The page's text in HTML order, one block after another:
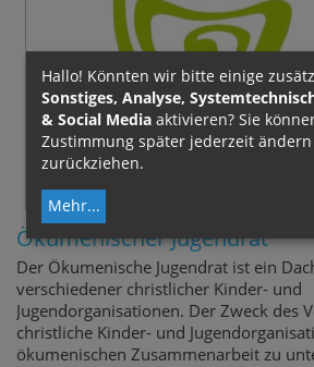
Ökumenischer Jugendrat
Der Ökumenische Jugendrat ist ein
verschiedener christlicher Kinder- und
Jugendorganisationen. Der Zweck des
christliche Kinder- und
ökumenischen Zusammenarbeit zu
Hallo! Könnten wir bitte einige
Sonstiges, Analyse,
& Social Media aktivieren? Sie
Zustimmung später jederzeit
zurückziehen.
Mehr...